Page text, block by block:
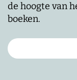
de hoogte van
boeken.